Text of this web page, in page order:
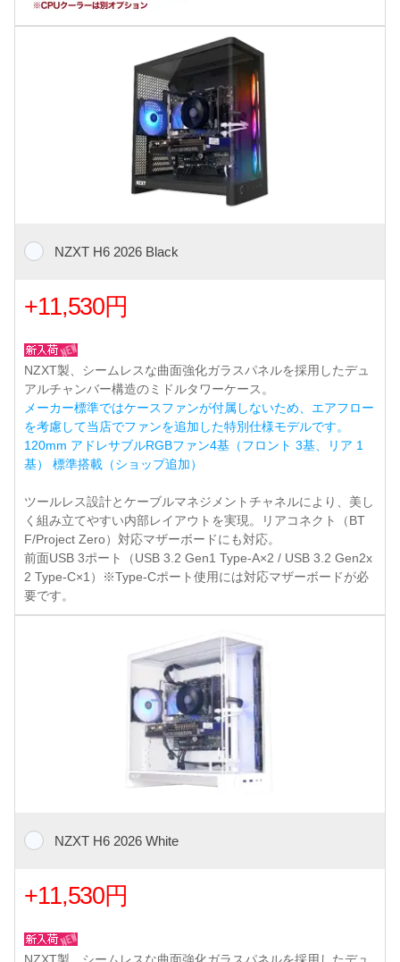
NZXT H6 2026 Black
+11,530円
NZXT製、シームレスな曲面強化ガラスパネルを採用したデュ
アルチャンバー構造のミドルタワーケース。
メーカー標準ではケースファンが付属しないため、エアフロー
を考慮して当店でファンを追加した特別仕様モデルです。
120mm アドレサブルRGBファン4基（フロント 3基、リア 1
基） 標準搭載（ショップ追加）
ツールレス設計とケーブルマネジメントチャネルにより、美し
く組み立てやすい内部レイアウトを実現。リアコネクト（BT
F/Project Zero）対応マザーボードにも対応。
前面USB 3ポート（USB 3.2 Gen1 Type-A×2 / USB 3.2 Gen2x
2 Type-C×1）※Type-Cポート使用には対応マザーボードが必
要です。
NZXT H6 2026 White
+11,530円